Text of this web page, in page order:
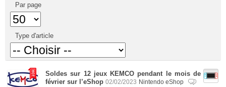
Par page
Type d'article
Soldes sur 12 jeux KEMCO pendant le mois de
février sur l’eShop 02/02/2023 Nintendo eShop